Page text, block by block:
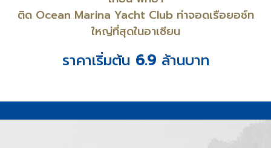
ติด Ocean Marina Yacht Club ท่าจอดเรือยอช์ท
ใหญ่ที่สุดในอาเซียน
ราคาเริ่มต้น 6.9ล้านบาท